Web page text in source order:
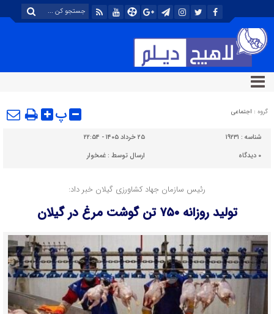
گروه : اجتماعی پ
شناسه : ۱۹۲۳۱
۲۵ خرداد ۱۴۰۵ - ۲۲:۵۴
۰ دیدگاه ارسال توسط :غمخوار
رئیس سازمان جهاد کشاورزی گیلان خبر داد:
تولید روزانه ۷۵۰ تن گوشت مرغ در گیلان